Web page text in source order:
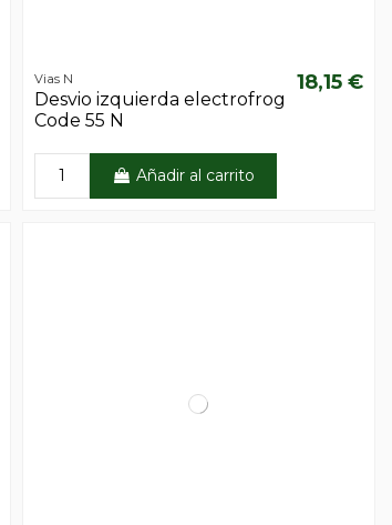
Vias N
Desvio izquierda electrofrog
Code 55 N
18,15 €
Añadir al carrito